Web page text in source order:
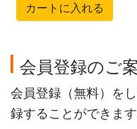
カートに入れる
会員登録のご
会員登録（無料）を
録することができます